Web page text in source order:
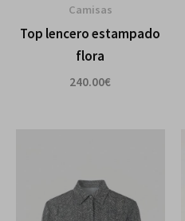
Camisas
Top lencero estampado
flora
240.00€